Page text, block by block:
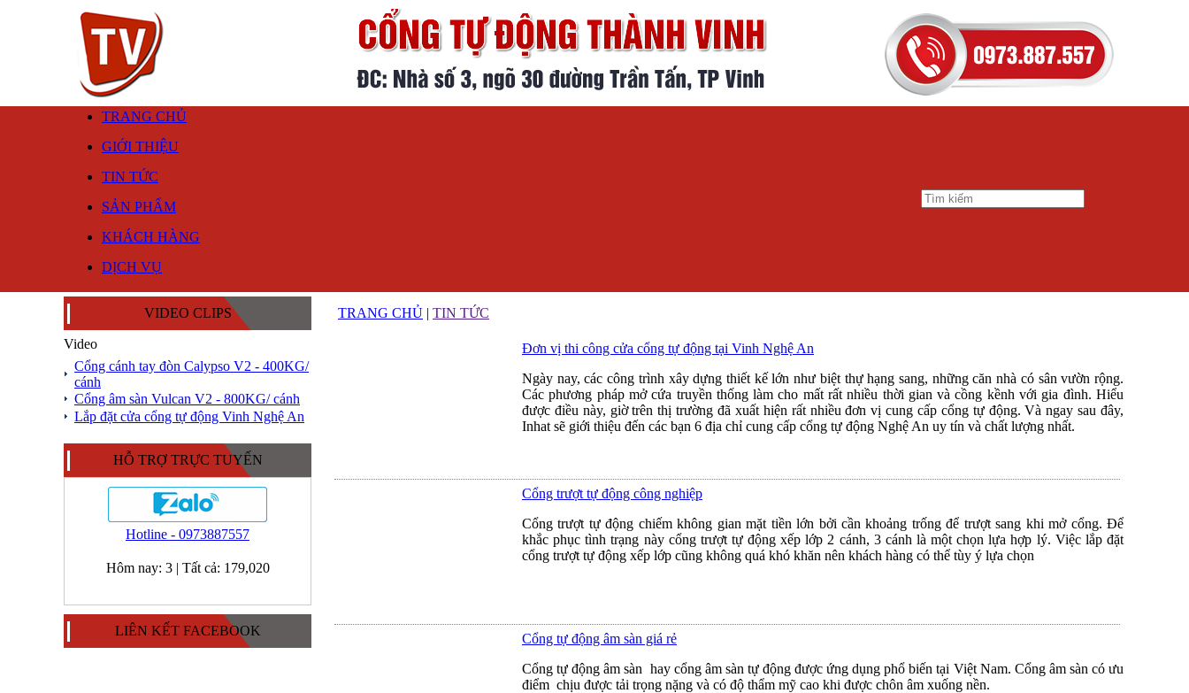
TRANG CHỦ
GIỚI THIỆU
TIN TỨC
SẢN PHẨM
KHÁCH HÀNG
DỊCH VỤ
VIDEO CLIPS
Video
Cổng cánh tay đòn Calypso V2 - 400KG/
cánh
Cổng âm sàn Vulcan V2 - 800KG/ cánh
Lắp đặt cửa cổng tự động Vinh Nghệ An
HỖ TRỢ TRỰC TUYẾN
Hotline - 0973887557
Hôm nay: 3| Tất cả: 179,020
LIÊN KẾT FACEBOOK
TRANG CHỦ | TIN TỨC
Đơn vị thi công cửa cổng tự động tại Vinh Nghệ An
Ngày nay, các công trình xây dựng thiết kế lớn như biệt thự hạng sang, những căn nhà có sân vườn rộng.
Các phương pháp mở cứa truyền thống làm cho mất rất nhiều thời gian và cồng kềnh với gia đình. Hiểu
được điều này, giờ trên thị trường đã xuất hiện rất nhiều đơn vị cung cấp cổng tự động. Và ngay sau đây,
Inhat sẽ giới thiệu đến các bạn 6 địa chỉ cung cấp cổng tự động Nghệ An uy tín và chất lượng nhất.
Cổng trượt tự động công nghiệp
Cổng trượt tự động chiếm không gian mặt tiền lớn bởi cần khoảng trống để trượt sang khi mở cổng. Để
khắc phục tình trạng này cổng trượt tự động xếp lớp 2 cánh, 3 cánh là một chọn lựa hợp lý. Việc lắp đặt
cổng trượt tự động xếp lớp cũng không quá khó khăn nên khách hàng có thể tùy ý lựa chọn
Cổng tự động âm sàn giá rẻ
Cổng tự động âm sàn hay cổng âm sàn tự động được ứng dụng phổ biến tại Việt Nam. Cổng âm sàn có ưu
điểm chịu được tải trọng nặng và có độ thẩm mỹ cao khi được chôn âm xuống nền.